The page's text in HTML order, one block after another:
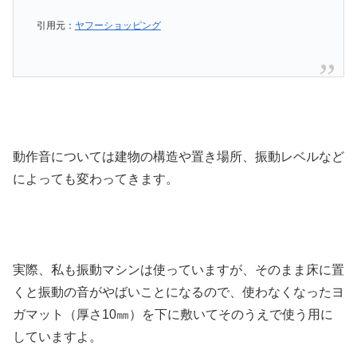
引用元： ヤフーショッピング
動作音については建物の構造や置き場所、振動レベルなど
によっても変わってきます。
実際、私も振動マシンは使っていますが、そのまま床に置
くと振動の音がやばいことになるので、使わなくなったヨ
ガマット（厚さ10㎜）を下に敷いてそのうえで使う用に
していますよ。